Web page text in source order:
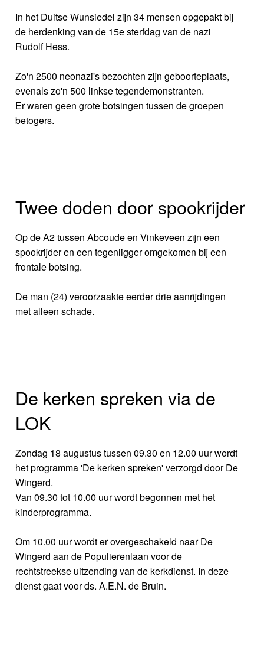
In het Duitse Wunsiedel zijn 34 mensen opgepakt bij
de herdenking van de 15e sterfdag van de nazi
Rudolf Hess.
Zo'n 2500 neonazi's bezochten zijn geboorteplaats,
evenals zo'n 500 linkse tegendemonstranten.
Er waren geen grote botsingen tussen de groepen
betogers.
Twee doden door spookrijder
Op de A2 tussen Abcoude en Vinkeveen zijn een
spookrijder en een tegenligger omgekomen bij een
frontale botsing.
De man (24) veroorzaakte eerder drie aanrijdingen
met alleen schade.
De kerken spreken via de
LOK
Zondag 18 augustus tussen 09.30 en 12.00 uur wordt
het programma 'De kerken spreken' verzorgd door De
Wingerd.
Van 09.30 tot 10.00 uur wordt begonnen met het
kinderprogramma.
Om 10.00 uur wordt er overgeschakeld naar De
Wingerd aan de Populierenlaan voor de
rechtstreekse uitzending van de kerkdienst. In deze
dienst gaat voor ds. A.E.N. de Bruin.